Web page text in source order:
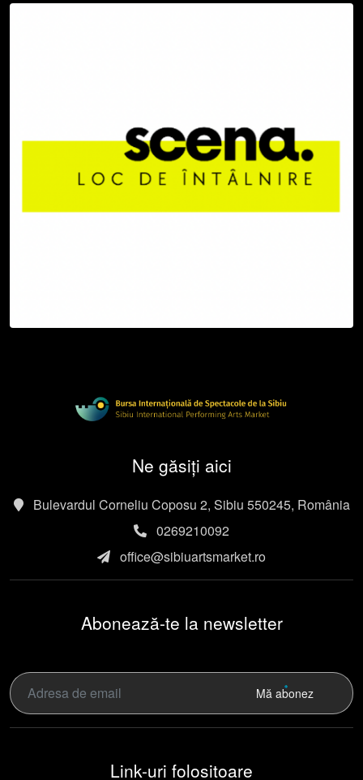
Ne găsiți aici
Bulevardul Corneliu Coposu 2, Sibiu 550245, România
0269210092
office@sibiuartsmarket.ro
Abonează-te la newsletter
Mă abonez
Link-uri folositoare